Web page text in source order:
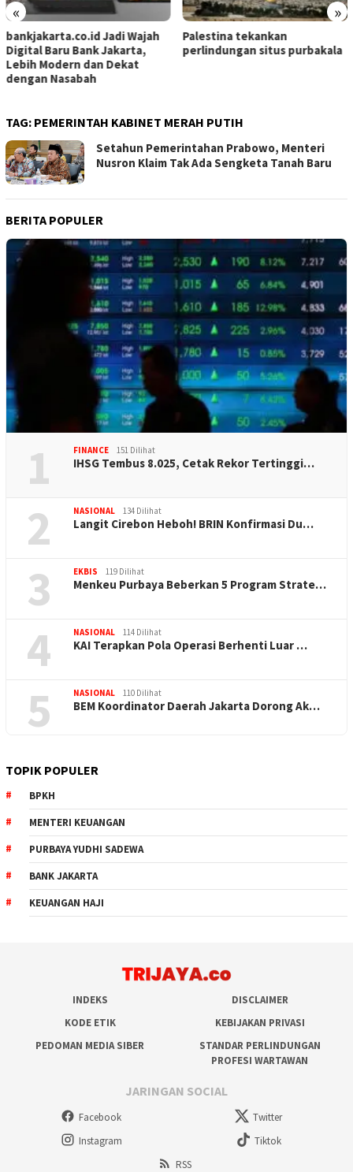
« »
bankjakarta.co.id Jadi Wajah
Digital Baru Bank Jakarta,
Lebih Modern dan Dekat
dengan Nasabah
Palestina tekankan
perlindungan situs purbakala
TAG: PEMERINTAH KABINET MERAH PUTIH
Setahun Pemerintahan Prabowo, Menteri
Nusron Klaim Tak Ada Sengketa Tanah Baru
BERITA POPULER
1 FINANCE 151 Dilihat
IHSG Tembus 8.025, Cetak Rekor Tertinggi…
2 NASIONAL 134 Dilihat
Langit Cirebon Heboh! BRIN Konfirmasi Du…
3 EKBIS 119 Dilihat
Menkeu Purbaya Beberkan 5 Program Strate…
4 NASIONAL 114 Dilihat
KAI Terapkan Pola Operasi Berhenti Luar …
5 NASIONAL 110 Dilihat
BEM Koordinator Daerah Jakarta Dorong Ak…
TOPIK POPULER
BPKH
MENTERI KEUANGAN
PURBAYA YUDHI SADEWA
BANK JAKARTA
KEUANGAN HAJI
INDEKS
DISCLAIMER
KODE ETIK
KEBIJAKAN PRIVASI
PEDOMAN MEDIA SIBER
STANDAR PERLINDUNGAN
PROFESI WARTAWAN
JARINGAN SOCIAL
Facebook
Twitter
Instagram
Tiktok
RSS